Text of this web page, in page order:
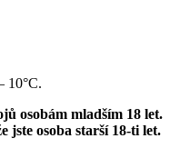
10°C.
osobám mladším 18 let.
jste osoba starší 18-ti let.